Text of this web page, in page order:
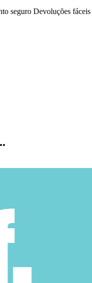
seguro Devoluções fáceis